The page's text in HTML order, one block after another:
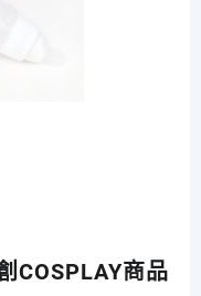
COSPLAY商品